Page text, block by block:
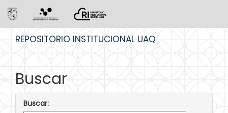
REPOSITORIO INSTITUCIONAL UAQ
Buscar
Buscar: